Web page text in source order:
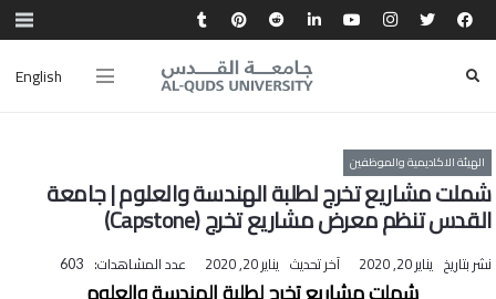
English
الهيئة الاكاديمية والموظفين
شملت مشاريع تخرج لطلبة الهندسة والعلوم | جامعة
القدس تنظم معرض مشاريع تخرج (Capstone)
نشر بتاريخ يناير 20, 2020 آخر تحديث يناير 20, 2020 عدد المشاهدات: 603